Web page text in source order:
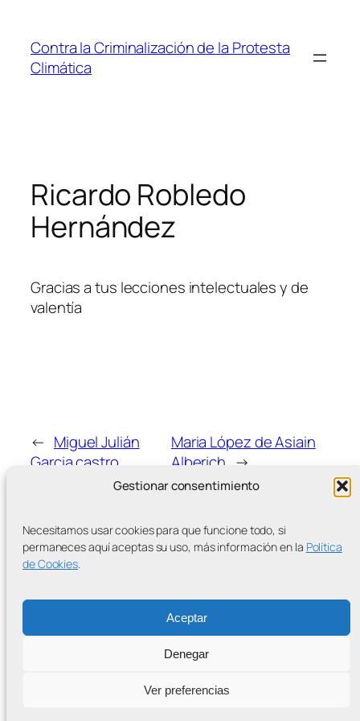
Gestionar consentimiento
Necesitamos usar cookies para que funcione todo, si
permaneces aquí aceptas su uso, más información en la Política
de Cookies.
Aceptar
Denegar
Ver preferencias
contenido
Contra la Criminalización de la Protesta
Climática
Ricardo Robledo
Hernández
Gracias a tus lecciones intelectuales y de
valentía
← Miguel Julián
Garcia castro
Maria López de Asiain
Alberich →
WordPress